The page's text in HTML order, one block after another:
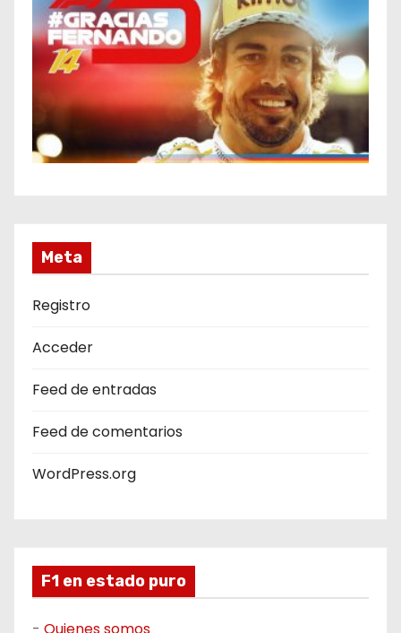
Meta
Registro
Acceder
Feed de entradas
Feed de comentarios
WordPress.org
F1 en estado puro